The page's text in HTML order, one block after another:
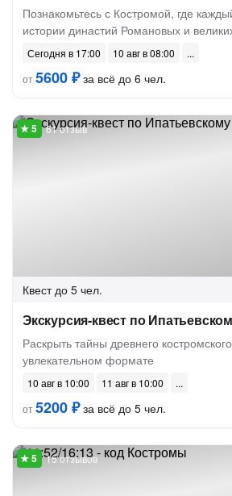
Познакомьтесь с Костромой, где
истории династий Романовых и
Сегодня в 17:00
10 авг в 08:00
от5600 ₽за всё до 6 чел.
61 отзыв
Квест до 5 чел.
Экскурсия-квест по
Раскрыть тайны древнего
увлекательном формате
10 авг в 10:00
11 авг в 10:00
от5200 ₽за всё до 5 чел.
15 отзывов